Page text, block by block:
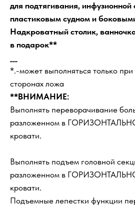
для подтягивания, инфузионной
пластиковым судном и
Надкроватный столик,
в подарок**
*.-может выполняться только
сторонах ложа
**ВНИМАНИЕ:
Выполнять переворачивание
разложенном в
кровати.
Выполнять подъем головной
разложенном в
кровати.
Подъемные лепестки функции